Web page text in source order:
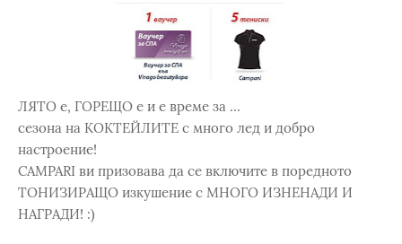
ЛЯТО е, ГОРЕЩО е и е време за ...
сезона на КОКТЕЙЛИТЕ с много лед и добро
настроение!
CAMPARI ви призовава да се включите в поредното
ТОНИЗИРАЩО изкушение с МНОГО ИЗНЕНАДИ И
НАГРАДИ! :)